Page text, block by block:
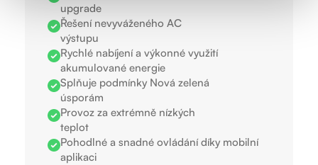
upgrade
Řešení nevyváženého AC
výstupu
Rychlé nabíjení a výkonné využití
akumulované energie
Splňuje podmínky Nová zelená
úsporám
Provoz za extrémně nízkých
teplot
Pohodlné a snadné ovládání díky mobilní
aplikaci